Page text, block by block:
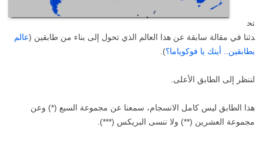
تح
دثنا في مقالة سابقة عن هذا العالم الذي تحول إلى بناء من طابقين (عالم
بطابقين.. أينك يا فوكوياما؟).
لننظر إلى الطابق الأعلى.
هذا الطابق ليس كامل الانسجام، سمعنا عن مجموعة السبع (*) وعن
مجموعة العشرين (**) ولا ننسى البريكس (***).